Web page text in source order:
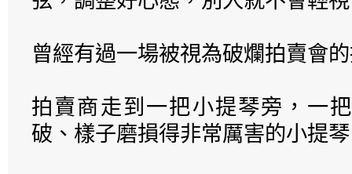
曾經有過一場被視為破爛拍賣會
拍賣商走到一把小提琴旁，一
破、樣子磨損得非常厲害的小提